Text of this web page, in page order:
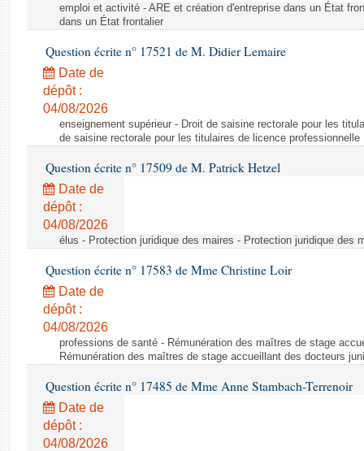
Dossiers législatifs
Budget et sécurité sociale
Questions écrites et orales
Comptes rendus des débats
emploi et activité - ARE et création d'entreprise dans un État
dans un État frontalier
Question écrite n° 17521 de M. Didier Lemaire
Date de
dépôt :
04/08/2026
enseignement supérieur - Droit de saisine rectorale pour les
de saisine rectorale pour les titulaires de licence professionnelle
Question écrite n° 17509 de M. Patrick Hetzel
Date de
dépôt :
04/08/2026
élus - Protection juridique des maires - Protection juridique des
Question écrite n° 17583 de Mme Christine Loir
Date de
dépôt :
04/08/2026
professions de santé - Rémunération des maîtres de stage
Rémunération des maîtres de stage accueillant des docteurs
Question écrite n° 17485 de Mme Anne Stambach-Terrenoir
Date de
dépôt :
04/08/2026